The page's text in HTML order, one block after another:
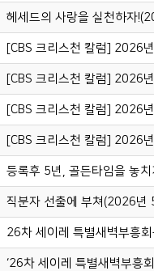
헤세드의 사랑을 실천하자
[CBS 크리스천 칼럼] 2026
[CBS 크리스천 칼럼] 2026
[CBS 크리스천 칼럼] 2026
[CBS 크리스천 칼럼] 2026
등록후 5년, 골든타임을 놓
직분자 선출에 부쳐(2026년
26차 세이레 특별새벽부흥
‘26차 세이레 특별새벽부흥